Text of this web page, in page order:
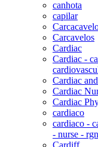
canhota
capilar
Carcavelos
Cardiac
Cardiac -
Cardiac
Cardiac
Cardiac
cardiaco
cardiaco -
- nurse -
Cardiff